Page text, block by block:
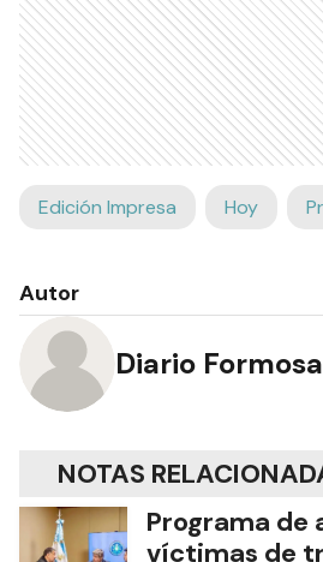
Edición Impresa Hoy
Autor
Diario Formosa
NOTAS
Programa de
víctimas de